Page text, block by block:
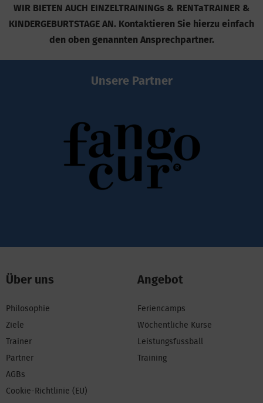
WIR BIETEN AUCH EINZELTRAININGs & RENTaTRAINER &
KINDERGEBURTSTAGE AN. Kontaktieren Sie hierzu einfach
den oben genannten Ansprechpartner.
Unsere Partner
Über uns
Philosophie
Ziele
Trainer
Partner
AGBs
Cookie-Richtlinie (EU)
Angebot
Feriencamps
Wöchentliche Kurse
Leistungsfussball
Training